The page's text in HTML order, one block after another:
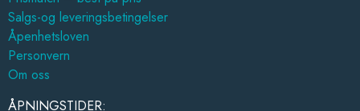
Salgs-og leveringsbetingelser
Åpenhetsloven
Personvern
Om oss
ÅPNINGSTIDER: